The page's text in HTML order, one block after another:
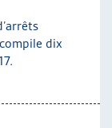
dix